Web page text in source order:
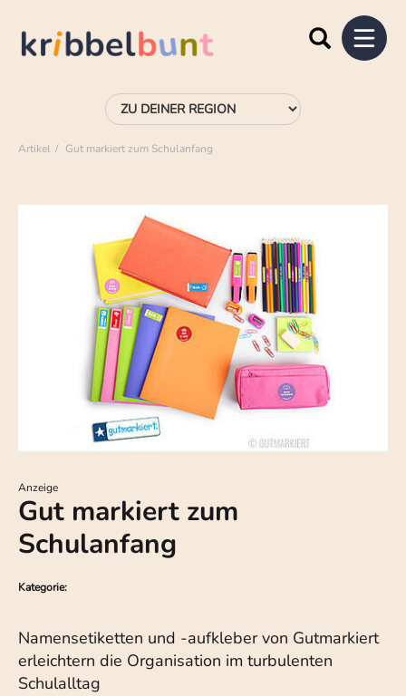
Artikel Gut markiert zum Schulanfang
Anzeige
Gut markiert zum
Schulanfang
Kategorie:
Namensetiketten und -aufkleber von Gutmarkiert
erleichtern die Organisation im turbulenten
Schulalltag